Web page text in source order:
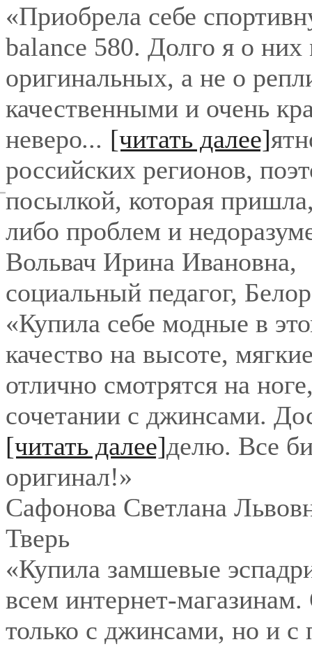
«Приобрела себе
balance 580. Долго я о
оригинальных, а не о
качественными и очень
неверо... [читать далее]
российских регионов,
посылкой, которая
либо проблем и
Вольвач Ирина Ивановна,
социальный педагог,
«Купила себе модные в
качество на высоте,
отлично смотрятся на
сочетании с джинсами.
[читать далее]делю. Все
оригинал!»
Сафонова Светлана
Тверь
«Купила замшевые
всем интернет-
только с джинсами, но и с